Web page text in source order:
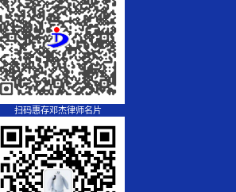
扫码惠存邓杰律师名片